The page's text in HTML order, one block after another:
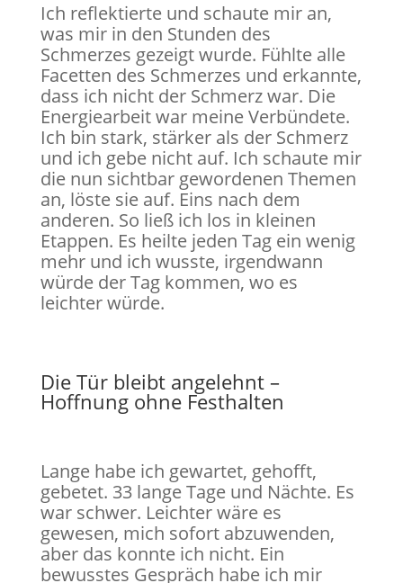
Ich reflektierte und schaute mir an,
was mir in den Stunden des
Schmerzes gezeigt wurde. Fühlte alle
Facetten des Schmerzes und erkannte,
dass ich nicht der Schmerz war. Die
Energiearbeit war meine Verbündete.
Ich bin stark, stärker als der Schmerz
und ich gebe nicht auf. Ich schaute mir
die nun sichtbar gewordenen Themen
an, löste sie auf. Eins nach dem
anderen. So ließ ich los in kleinen
Etappen. Es heilte jeden Tag ein wenig
mehr und ich wusste, irgendwann
würde der Tag kommen, wo es
leichter würde.
Die Tür bleibt angelehnt –
Hoffnung ohne Festhalten
Lange habe ich gewartet, gehofft,
gebetet. 33 lange Tage und Nächte. Es
war schwer. Leichter wäre es
gewesen, mich sofort abzuwenden,
aber das konnte ich nicht. Ein
bewusstes Gespräch habe ich mir